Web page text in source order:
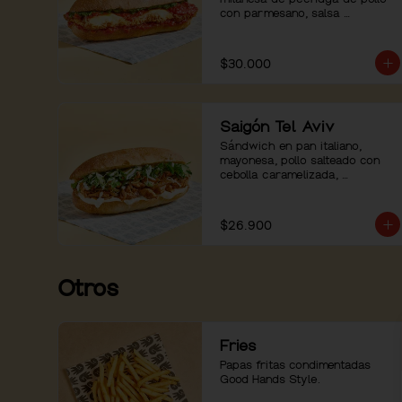
con parmesano, salsa
$30.000
Saigón Tel Aviv
Sándwich en pan italiano,
mayonesa, pollo salteado con
cebolla caramelizada,
sriracha aparte.
$26.900
Otros
Fries
Papas fritas condimentadas
Good Hands Style.